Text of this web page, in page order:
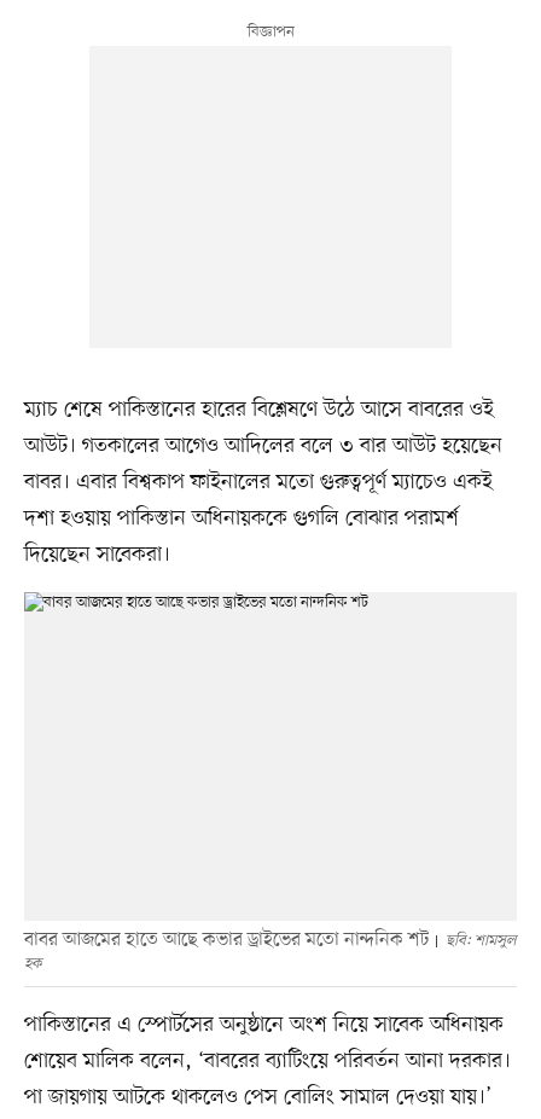
ম্যাচ শেষে পাকিস্তানের হারের বিশ্লেষণে উঠে আসে বাবরের ওই
আউট। গতকালের আগেও আদিলের বলে ৩ বার আউট হয়েছেন
বাবর। এবার বিশ্বকাপ ফাইনালের মতো গুরুত্বপূর্ণ ম্যাচেও একই
দশা হওয়ায় পাকিস্তান অধিনায়ককে গুগলি বোঝার পরামর্শ
দিয়েছেন সাবেকরা।
বাবর আজমের হাতে আছে কভার ড্রাইভের মতো নান্দনিক শট
ছবি: শামসুল
হক
পাকিস্তানের এ স্পোর্টসের অনুষ্ঠানে অংশ নিয়ে সাবেক অধিনায়ক
শোয়েব মালিক বলেন, ‘বাবরের ব্যাটিংয়ে পরিবর্তন আনা দরকার।
পা জায়গায় আটকে থাকলেও পেস বোলিং সামাল দেওয়া যায়।’